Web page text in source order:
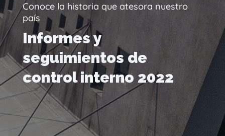
Conoce la historia que atesora nuestro
país
Informes y
seguimientos de
control interno 2022